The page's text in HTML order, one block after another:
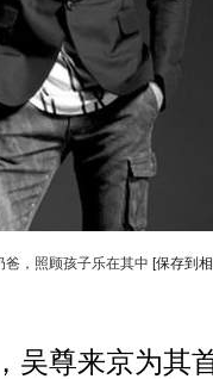
爸，照顾孩子乐在其中 [保存到
尊来京为其